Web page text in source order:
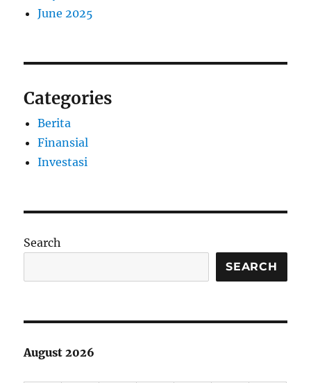
June 2025
Categories
Berita
Finansial
Investasi
Search
SEARCH
August 2026